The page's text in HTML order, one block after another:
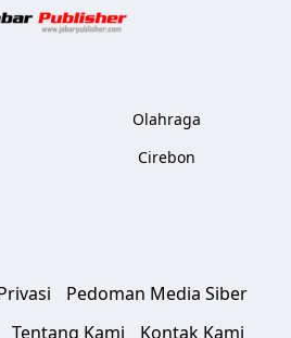
Olahraga
Cirebon
Pedoman Media Siber
Tentang Kami Kontak Kami